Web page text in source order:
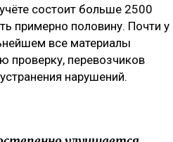
состоит больше 2500
примерно половину. Почти у
все материалы
проверку, перевозчиков
нарушений.